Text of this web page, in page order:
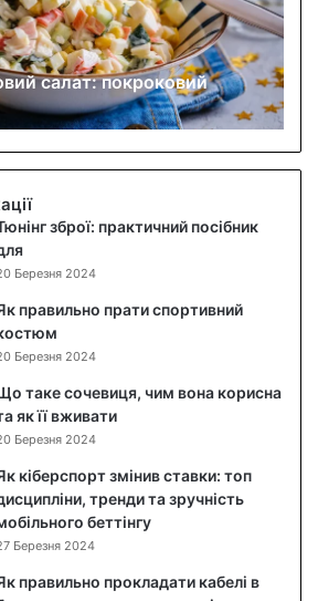
салат: покроковий
зброї: практичний посібник
Березня 2024
правильно прати спортивний
Березня 2024
таке сочевиця, чим вона корисна
як її вживати
Березня 2024
кіберспорт змінив ставки: топ
тренди та зручність
беттінгу
Березня 2024
правильно прокладати кабелі в